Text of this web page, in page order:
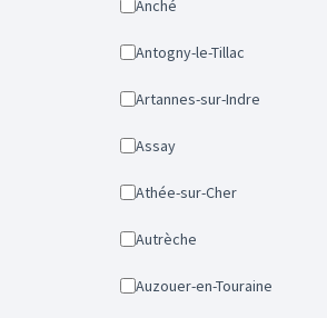
Anché
Antogny-le-Tillac
Artannes-sur-Indre
Assay
Athée-sur-Cher
Autrèche
Auzouer-en-Touraine